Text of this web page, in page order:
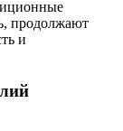
продолжают
и